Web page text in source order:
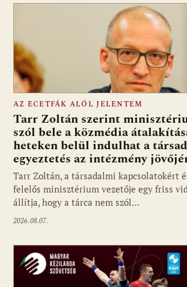
Fotó: media1.hu
AZ ECETFÁK ALÓL JELENTEM
Tarr Zoltán szerint
szól bele a közmédia
heteken belül indulhat a
egyeztetés az intézmény
Tarr Zoltán, a társadalmi kapcsolatokért
felelős minisztérium vezetője egy friss
állítja, hogy a tárca nem szól…
2026.08.07.